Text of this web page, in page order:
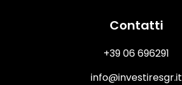
Contatti
+39 06 696291
info@investiresgr.it